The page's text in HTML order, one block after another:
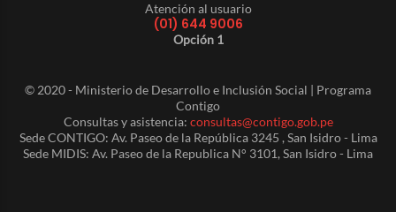
Atención al usuario
(01) 644 9006
Opción 1
© 2020 - Ministerio de Desarrollo e Inclusión Social | Programa
Contigo
Consultas y asistencia: consultas@contigo.gob.pe
Sede CONTIGO: Av. Paseo de la República 3245 , San Isidro - Lima
Sede MIDIS: Av. Paseo de la Republica N° 3101, San Isidro - Lima